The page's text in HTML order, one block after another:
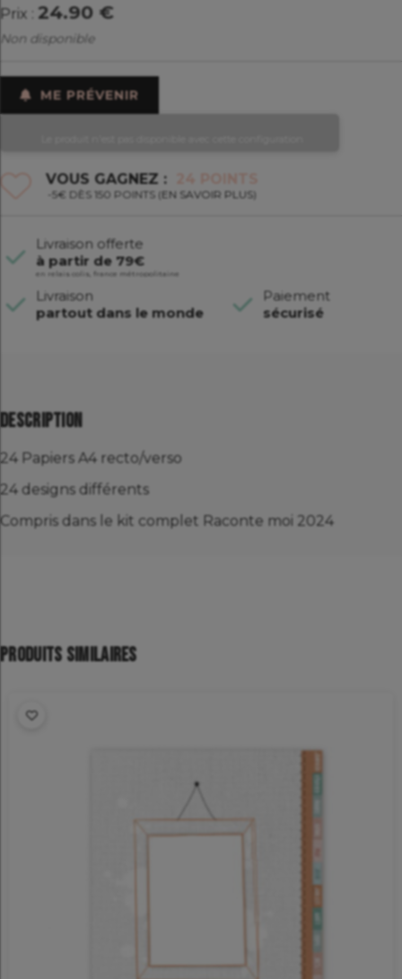
Prix : 24.90 €
Non disponible
ME PRÉVENIR
VOUS GAGNEZ : 24 POINTS
-5€ DÈS 150 POINTS (EN SAVOIR PLUS)
Livraison offerte
à partir de 79€
en relais colis, france métropolitaine
Livraison
partout dans le monde
Paiement
sécurisé
Description
24 Papiers A4 recto/verso
24 designs différents
Compris dans le kit complet Raconte moi 2024
Produits similaires